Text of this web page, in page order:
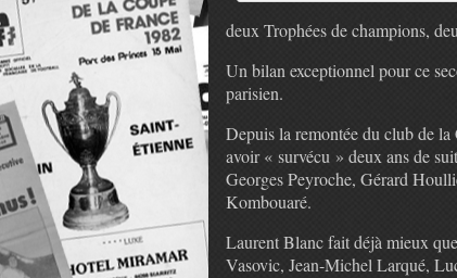
deux Trophées de champions,
Un bilan exceptionnel pour ce
parisien.
Depuis la remontée du club de
avoir « survécu » deux ans de
Georges Peyroche, Gérard
Kombouaré.
Laurent Blanc fait déjà mieux
Vasovic, Jean-Michel Larqué,